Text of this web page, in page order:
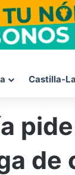
Castilla-
de